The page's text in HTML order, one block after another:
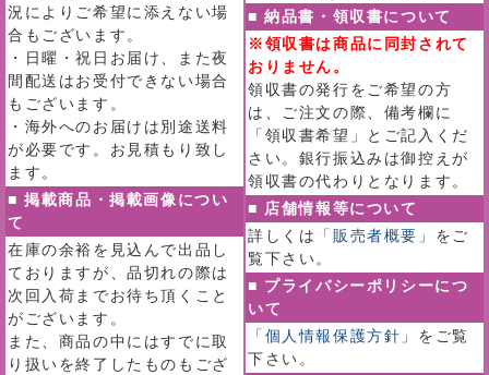
況によりご希望に添えない場
合もございます。
・日曜・祝日お届け、また夜
間配送はお受付できない場合
もございます。
・海外へのお届けは別途送料
が必要です。お見積もり致し
ます。
■ 掲載商品・掲載画像につい
て
在庫の余裕を見込んで出品し
ておりますが、品切れの際は
次回入荷までお待ち頂くこと
がございます。
また、商品の中にはすでに取
り扱いを終了したものもござ
■ 納品書・領収書について
※領収書は商品に同封されて
おりません。
領収書の発行をご希望の方
は、ご注文の際、備考欄に
「領収書希望」とご記入くだ
さい。銀行振込みは御控えが
領収書の代わりとなります。
■ 店舗情報等について
詳しくは
「販売者概要」 をご
覧下さい。
■ プライバシーポリシーにつ
いて
「個人情報保護方針」 をご覧
下さい。